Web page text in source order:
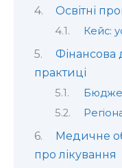
Освітні
Кейс:
Фінансова
практиці
Медичне
про лікування